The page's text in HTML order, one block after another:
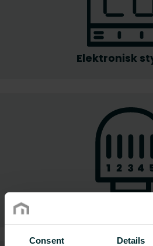
Consent Details
Elektronisk